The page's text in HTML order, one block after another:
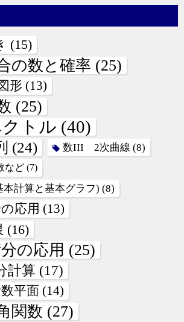
(15)
の数と確率 (25)
形 (13)
(25)
トル (40)
(24) 数III 2次曲線 (8)
など (7)
計算と基本グラフ) (8)
応用 (13)
(16)
の応用 (25)
算 (17)
平面 (14)
関数 (27)